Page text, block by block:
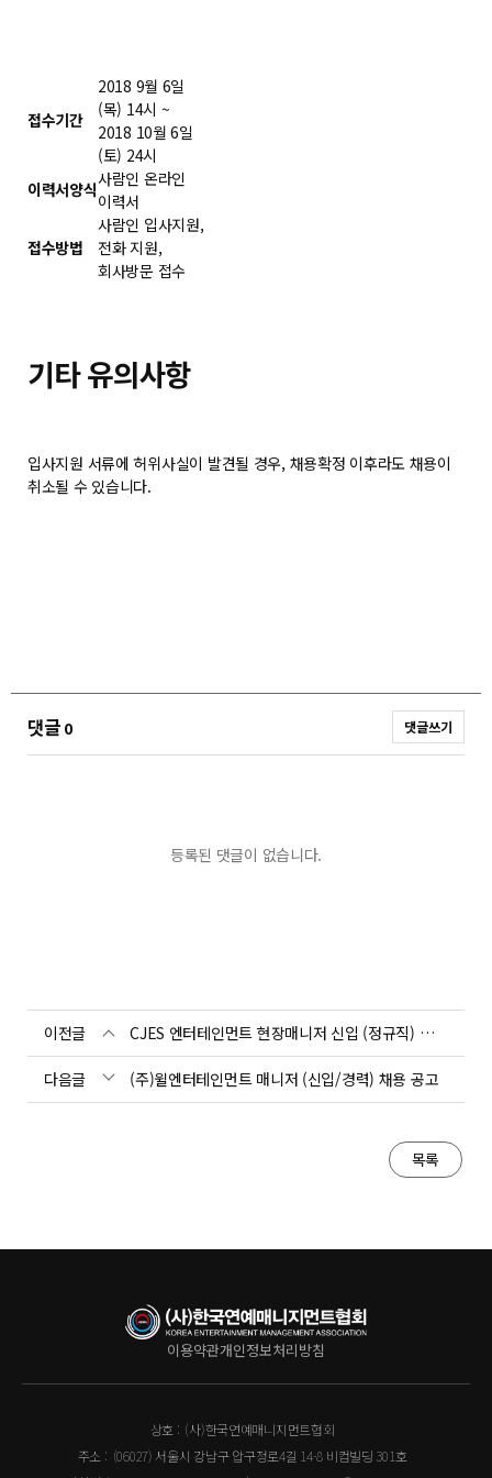
접수기간
2018 9월 6일
(목) 14시 ~
2018 10월 6일
(토) 24시
이력서양식사람인 온라인
이력서
접수방법
사람인 입사지원,
전화 지원,
회사방문 접수
기타 유의사항
입사지원 서류에 허위사실이 발견될 경우, 채용확정 이후라도 채용이
취소될 수 있습니다.
댓글0 댓글쓰기
등록된 댓글이 없습니다.
이전글 CJES 엔터테인먼트 현장매니저 신입 (정규직) 매니저 모집
다음글 (주)윌엔터테인먼트 매니저 (신입/경력) 채용 공고
목록
이용약관개인정보처리방침
상호 : (사)한국연예매니지먼트협회
주소 : (06027) 서울시 강남구 압구정로4길 14-8 비컴빌딩 301호